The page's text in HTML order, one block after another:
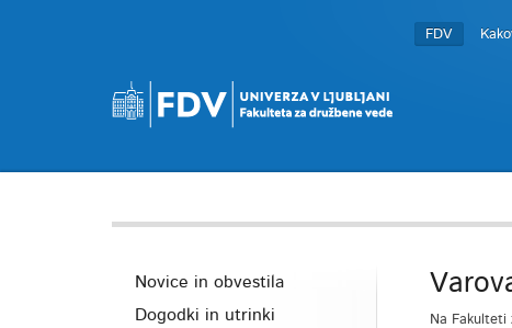
FDV
Novice in obvestila
Dogodki in utrinki
Na Fakulteti